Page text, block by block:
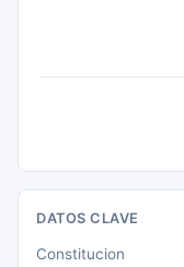
DATOS CLAVE
Constitucion